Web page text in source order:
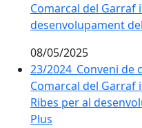
Comarcal del Garraf
desenvolupament
08/05/2025
23/2024_Conveni de
Comarcal del Garraf
Ribes per al
Plus